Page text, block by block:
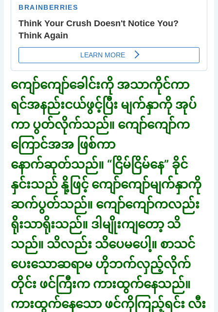
ကျော်ကျော်ခေါင်းကို အသာကိုင်ကာ
ရင်အနည်းငယ်ဖွင့်ပြီး မျက်နှာကို အုပ်
ကာ ပွတ်လိုက်သည်။ ကျော်ကျော်က
ကြောင်အအ ဖြစ်ကာ
နောက်ဆုတ်သည်။ “ငြိမ်ငြိမ်နေ” ခိုင်
နှင်းသည် နို့ဖြင့် ကျော်ကျော်မျက်နှာကို
ဆက်ပွတ်သည်။ ကျော်ကျော်ကလည်း
ရိုးသာရိုးသည်။ ဒါမျိုးကျတော့ သိ
သည်။ သိလည်း သိပေမပေါ့။ စာသင်
ပေးသောဆရာမ ဟိုဘက်လှည့်လိုက်
တိုင်း ဖင်ကြီးက ကားထွက်နေသည်။
ကားထွက်နေသော ဖင်ကိုကြည့်ရင်း လီး